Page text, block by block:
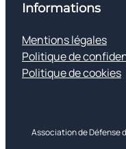
Informations
Mentions légales
Politique de
Politique de cookies
Association de Défense